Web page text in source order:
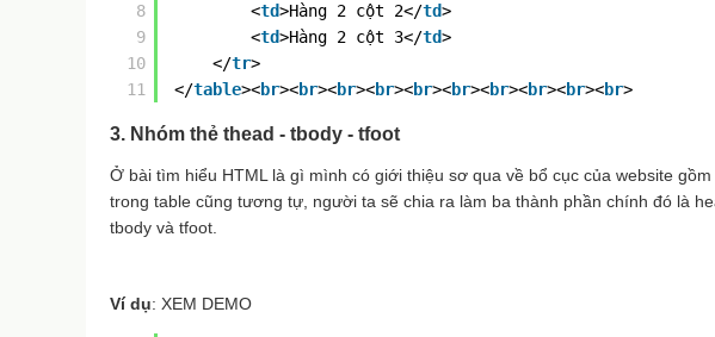
8
9
10
11
<td>Hàng 2 cột 2</td>
<td>Hàng 2 cột 3</td>
</tr>
</table><br><br><br><br><br><br><br><br><br><br>
3. Nhóm thẻ thead - tbody - tfoot
Ở bài tìm hiểu HTML là gì mình có giới thiệu sơ qua về bổ cục của website
trong table cũng tương tự, người ta sẽ chia ra làm ba thành phần chính đó là
tbody và tfoot.
Ví dụ: XEM DEMO